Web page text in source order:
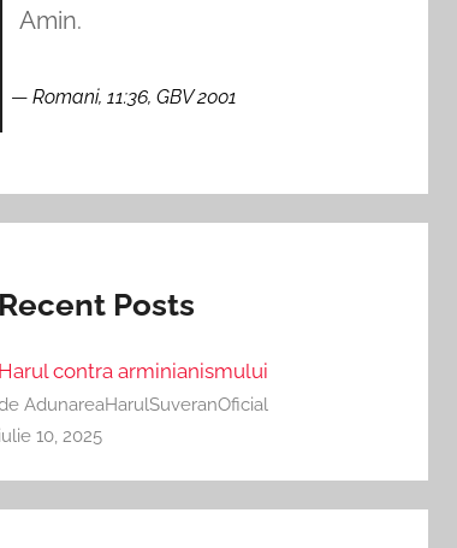
Amin.
Romani, 11:36, GBV 2001
Recent Posts
Harul contra arminianismului
AdunareaHarulSuveranOficial
iulie 10, 2025